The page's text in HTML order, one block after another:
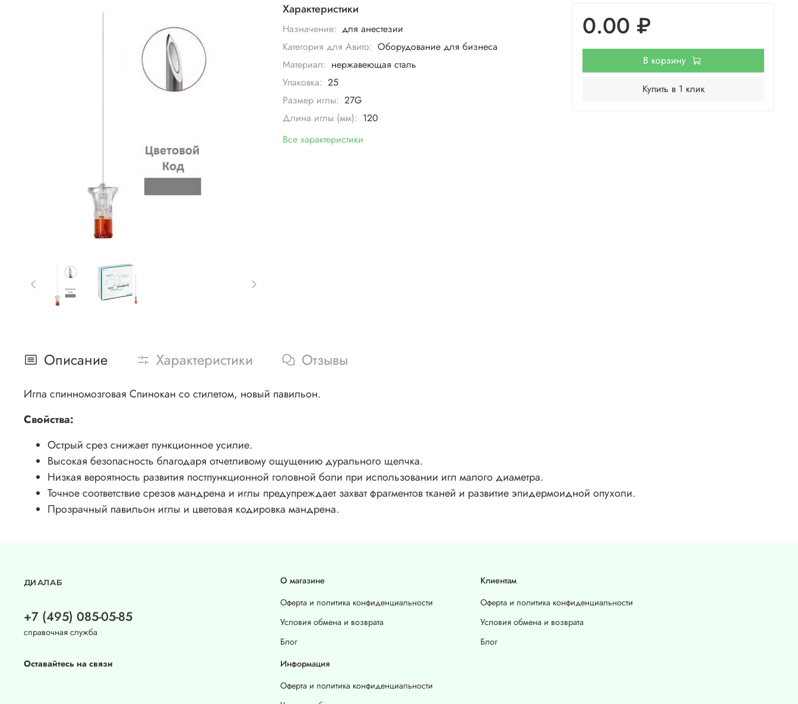
Характеристики
Назначение: для анестезии
Категория для Авито: Оборудование для бизнеса
Материал: нержавеющая сталь
Упаковка: 25
Размер иглы: 27G
Длина иглы (мм): 120
Все характеристики
0.00 ₽
В корзину
Купить в 1 клик
Описание Характеристики Отзывы
Игла спинномозговая Спинокан со стилетом, новый павильон.
Свойства:
Острый срез снижает пункционное усилие.
Высокая безопасность благодаря отчетливому ощущению дурального щелчка.
Низкая вероятность развития постпункционной головной боли при использовании игл малого диаметра.
Точное соответствие срезов мандрена и иглы предупреждает захват фрагментов тканей и развитие эпидермоидной опухоли.
Прозрачный павильон иглы и цветовая кодировка мандрена.
О магазине
Оферта и политика конфиденциальности
Условия обмена и возврата
Блог
Клиентам
Оферта и политика конфиденциальности
Условия обмена и возврата
Блог
Информация
Оферта и политика конфиденциальности
ДИАЛАБ
+7 (495) 085-05-85
справочная служба
Оставайтесь на связи